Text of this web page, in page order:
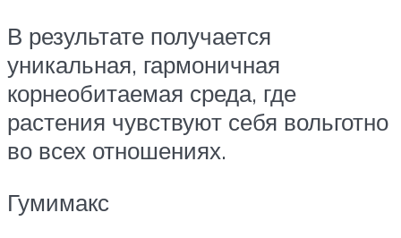
В результате получается
уникальная, гармоничная
корнеобитаемая среда, где
растения чувствуют себя вольготно
во всех отношениях.
Гумимакс